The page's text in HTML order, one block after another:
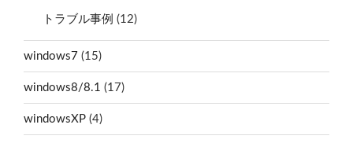
トラブル事例 (12)
windows7 (15)
windows8/8.1 (17)
windowsXP (4)